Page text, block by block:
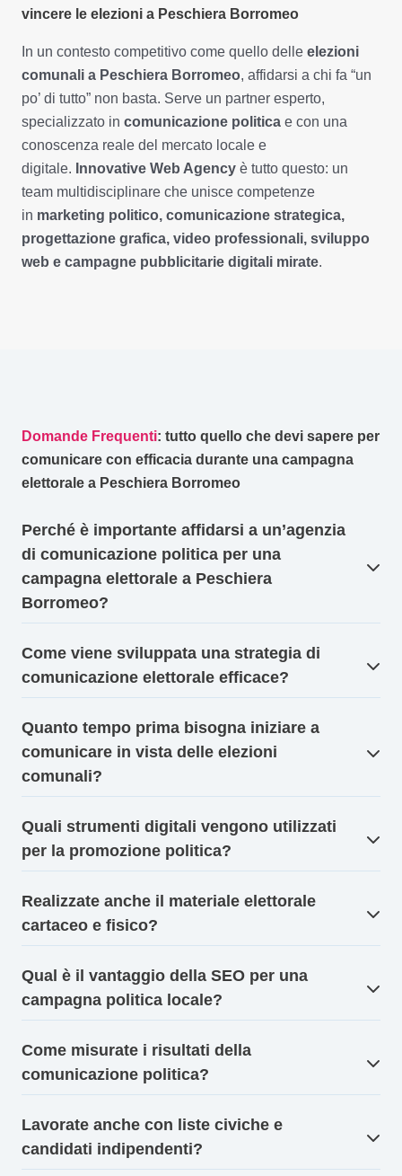
vincere le elezioni a Peschiera Borromeo
In un contesto competitivo come quello delle elezioni
comunali a Peschiera Borromeo, affidarsi a chi fa “un
po’ di tutto” non basta. Serve un partner esperto,
specializzato in comunicazione politica e con una
conoscenza reale del mercato locale e
digitale. Innovative Web Agency è tutto questo: un
team multidisciplinare che unisce competenze
in marketing politico, comunicazione strategica,
progettazione grafica, video professionali, sviluppo
web e campagne pubblicitarie digitali mirate.
Domande Frequenti: tutto quello che devi sapere per
comunicare con efficacia durante una campagna
elettorale a Peschiera Borromeo
Perché è importante affidarsi a un’agenzia
di comunicazione politica per una
campagna elettorale a Peschiera
Borromeo?
Come viene sviluppata una strategia di
comunicazione elettorale efficace?
Quanto tempo prima bisogna iniziare a
comunicare in vista delle elezioni
comunali?
Quali strumenti digitali vengono utilizzati
per la promozione politica?
Realizzate anche il materiale elettorale
cartaceo e fisico?
Qual è il vantaggio della SEO per una
campagna politica locale?
Come misurate i risultati della
comunicazione politica?
Lavorate anche con liste civiche e
candidati indipendenti?